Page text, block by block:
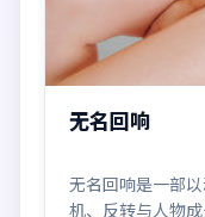
无名回响
无名回响是一部
机、反转与人物